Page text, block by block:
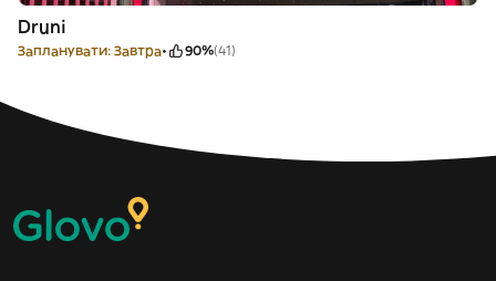
Druni
Запланувати: Завтра 90%(41)